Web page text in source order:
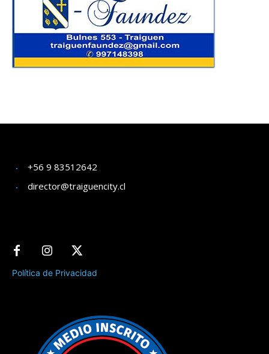
+56 9 83512642
director@traiguencity.cl
Política de Privacidad